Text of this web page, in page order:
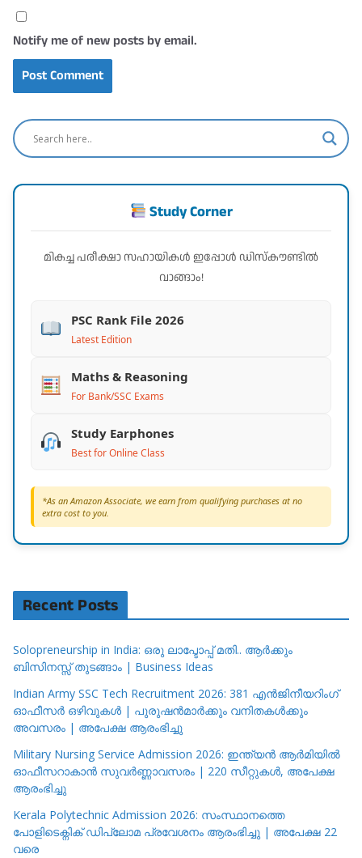
Notify me of new posts by email.
Study Corner
മികച്ച പരീക്ഷാ സഹായികൾ ഇപ്പോൾ ഡിസ്കൗണ്ടിൽ
വാങ്ങാം!
PSC Rank File 2026
Latest Edition
Maths & Reasoning
For Bank/SSC Exams
Study Earphones
Best for Online Class
*As an Amazon Associate, we earn from qualifying purchases at no
extra cost to you.
Recent Posts
Solopreneurship in India: ഒരു ലാപ്ടോപ്പ് മതി.. ആർക്കും
ബിസിനസ്സ് തുടങ്ങാം | Business Ideas
Indian Army SSC Tech Recruitment 2026: 381 എൻജിനീയറിംഗ്
ഓഫീസർ ഒഴിവുകൾ | പുരുഷൻമാർക്കും വനിതകൾക്കും
അവസരം | അപേക്ഷ ആരംഭിച്ചു
Military Nursing Service Admission 2026: ഇന്ത്യൻ ആർമിയിൽ
ഓഫീസറാകാൻ സുവർണ്ണാവസരം | 220 സീറ്റുകൾ, അപേക്ഷ
ആരംഭിച്ചു
Kerala Polytechnic Admission 2026: സംസ്ഥാനത്തെ
പോളിടെക്നിക് ഡിപ്ലോമ പ്രവേശനം ആരംഭിച്ചു | അപേക്ഷ 22
വരെ